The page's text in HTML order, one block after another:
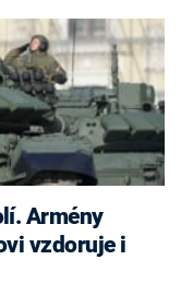
vzdoruje i